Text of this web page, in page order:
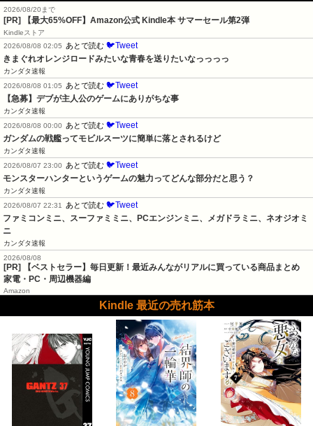
2026/08/20まで
[PR] 【最大65%OFF】Amazon公式 Kindle本 サマーセール第2弾
Kindleストア
2026/08/08 02:05
あとで読む 🐦Tweet
きまぐれオレンジロードみたいな青春を送りたいなっっっっ
カンダタ速報
2026/08/08 01:05
あとで読む 🐦Tweet
【急募】デブが主人公のゲームにありがちな事
カンダタ速報
2026/08/08 00:00
あとで読む 🐦Tweet
ガンダムの戦艦ってモビルスーツに簡単に落とされるけど
カンダタ速報
2026/08/07 23:00
あとで読む 🐦Tweet
モンスターハンターというゲームの魅力ってどんな部分だと思う？
カンダタ速報
2026/08/07 22:31
あとで読む 🐦Tweet
ファミコンミニ、スーファミミニ、PCエンジンミニ、メガドラミニ、ネオジオミ
ニ
カンダタ速報
2026/08/08
[PR] 【ベストセラー】毎日更新！最近みんながリアルに買っている商品まとめ
家電・PC・周辺機器編
Amazon
Kindle 最近の売れ筋本